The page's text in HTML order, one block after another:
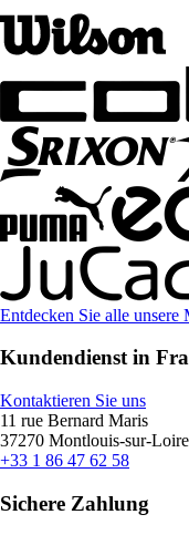
Entdecken Sie alle unsere
Kundendienst in
Kontaktieren Sie uns
11 rue Bernard Maris
37270 Montlouis-sur-
+33 1 86 47 62 58
Sichere Zahlung